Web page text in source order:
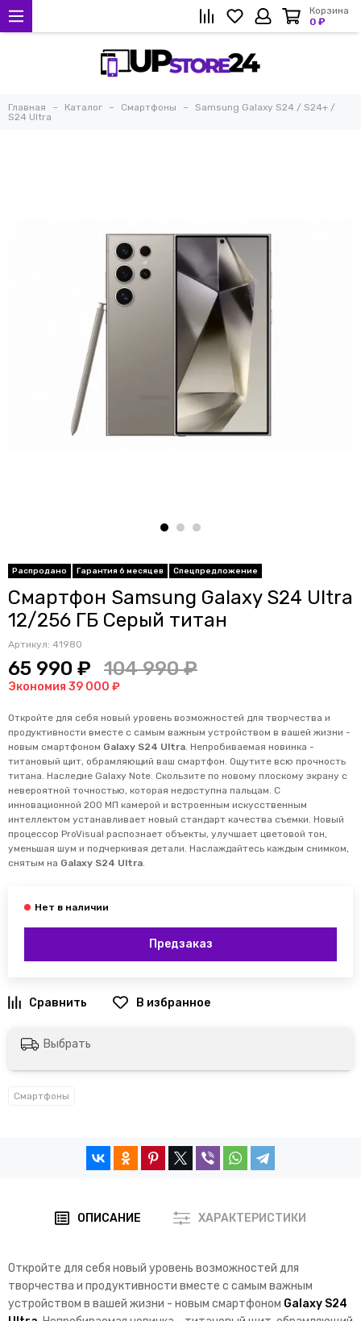
Корзина
0 ₽
Главная Каталог Смартфоны
Samsung Galaxy S24 / S24+ /
S24 Ultra
Распродано Гарантия 6 месяцев Спецпредложение
Смартфон Samsung Galaxy S24 Ultra
12/256 ГБ Серый титан
Артикул: 41980
65 990 ₽ 104 990 ₽
Экономия 39 000 ₽
Откройте для себя новый уровень возможностей для творчества и
продуктивности вместе с самым важным устройством в вашей жизни -
новым смартфоном Galaxy S24 Ultra. Непробиваемая новинка -
титановый щит, обрамляющий ваш смартфон. Ощутите всю прочность
титана. Наследие Galaxy Note. Скользите по новому плоскому экрану с
невероятной точностью, которая недоступна пальцам. С
инновационной 200 МП камерой и встроенным искусственным
интеллектом устанавливает новый стандарт качества съемки. Новый
процессор ProVisual распознает объекты, улучшает цветовой тон,
уменьшая шум и подчеркивая детали. Наслаждайтесь каждым снимком,
снятым на Galaxy S24 Ultra.
Предзаказ
Выбрать
Смартфоны
ОПИСАНИЕ ХАРАКТЕРИСТИКИ
Откройте для себя новый уровень возможностей для
творчества и продуктивности вместе с самым важным
устройством в вашей жизни - новым смартфоном Galaxy S24